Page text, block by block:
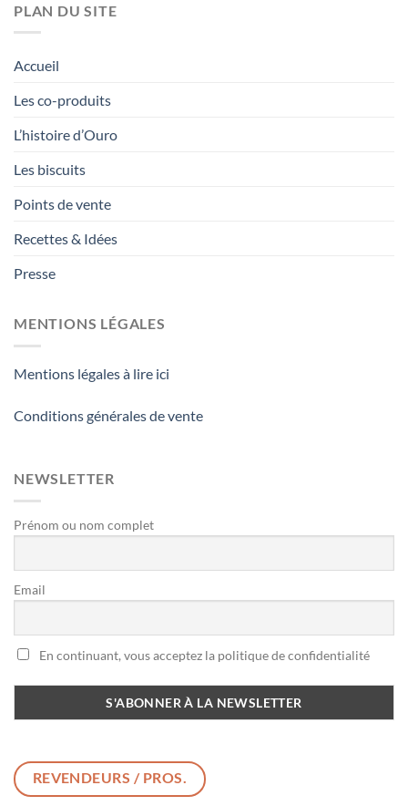
PLAN DU SITE
Accueil
Les co-produits
L’histoire d’Ouro
Les biscuits
Points de vente
Recettes & Idées
Presse
MENTIONS LÉGALES
Mentions légales à lire ici
Conditions générales de vente
NEWSLETTER
Prénom ou nom complet
Email
En continuant, vous acceptez la politique de confidentialité
REVENDEURS / PROS.